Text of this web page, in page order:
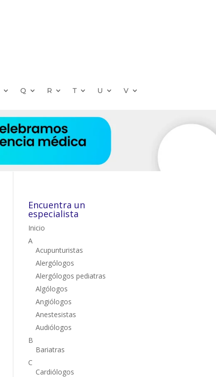
Q R T U V
Encuentra un
especialista
Inicio
A
Acupunturistas
Alergólogos
Alergólogos pediatras
Algólogos
Angiólogos
Anestesistas
Audiólogos
B
Bariatras
C
Cardiólogos